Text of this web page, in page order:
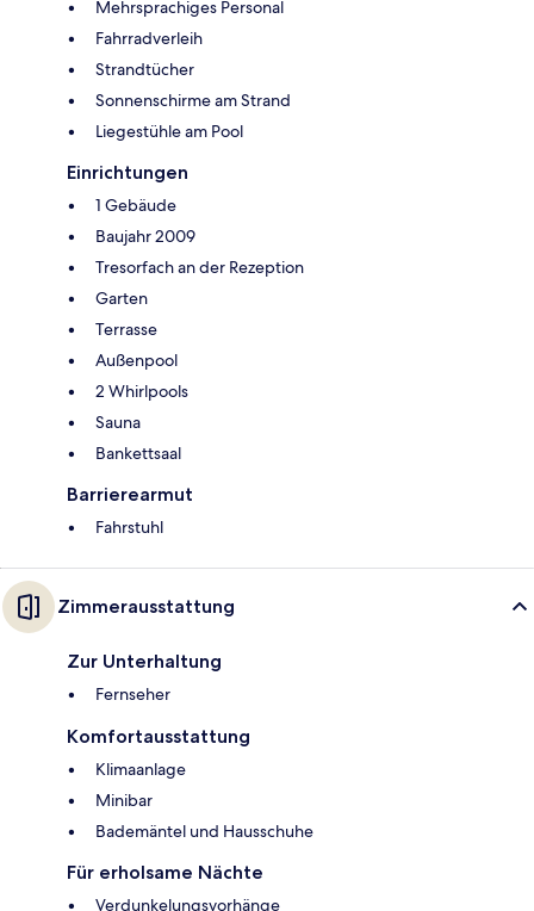
Mehrsprachiges Personal
Fahrradverleih
Strandtücher
Sonnenschirme am Strand
Liegestühle am Pool
Einrichtungen
1 Gebäude
Baujahr 2009
Tresorfach an der Rezeption
Garten
Terrasse
Außenpool
2 Whirlpools
Sauna
Bankettsaal
Barrierearmut
Fahrstuhl
Zimmerausstattung
Zur Unterhaltung
Fernseher
Komfortausstattung
Klimaanlage
Minibar
Bademäntel und Hausschuhe
Für erholsame Nächte
Verdunkelungsvorhänge